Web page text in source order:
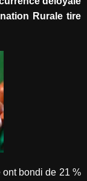
Rurale tire
bondi de 21 %